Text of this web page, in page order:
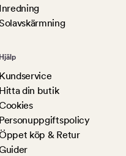
Inredning
Hjälp
Kundservice
Hitta din butik
Personuppgiftspolicy
köp & Retur